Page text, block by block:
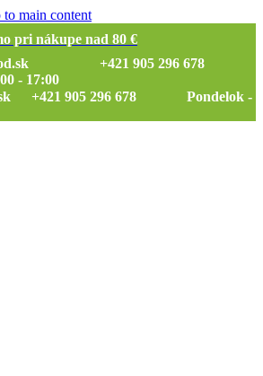
to main content
pri nákupe nad 80 €
+421 905 296 678
- 17:00
+421 905 296 678 Pondelok -